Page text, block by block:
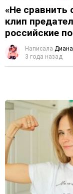
«Не сравнить
клип
российские
Написала Диана
3 года назад